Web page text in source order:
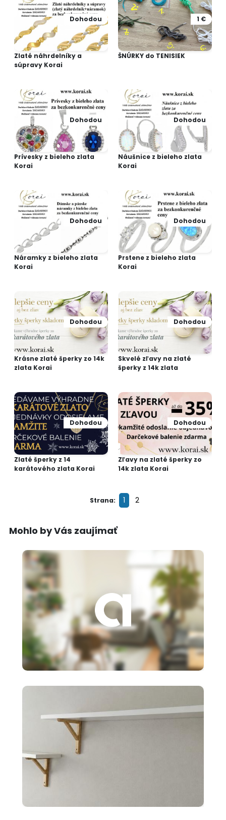
Dohodou
Zlaté náhrdelníky a
súpravy Korai
1 €
ŠNÚRKY do TENISIEK
Dohodou
Prívesky z bieleho zlata
Korai
Dohodou
Náušnice z bieleho zlata
Korai
Dohodou
Náramky z bieleho zlata
Korai
Dohodou
Prstene z bieleho zlata
Korai
Dohodou
Krásne zlaté šperky zo 14k
zlata Korai
Dohodou
Skvelé zľavy na zlaté
šperky z 14k zlata
Dohodou
Zlaté šperky z 14
karátového zlata Korai
Dohodou
Zľavy na zlaté šperky zo
14k zlata Korai
Strana: 1 2
Mohlo by Vás zaujímať